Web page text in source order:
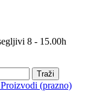
8 - 15.00h
Traži
Proizvodi (prazno)